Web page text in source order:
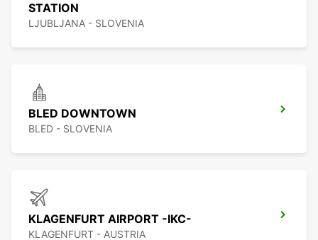
STATION
LJUBLJANA - SLOVENIA
BLED DOWNTOWN
BLED - SLOVENIA
KLAGENFURT AIRPORT -IKC-
KLAGENFURT - AUSTRIA